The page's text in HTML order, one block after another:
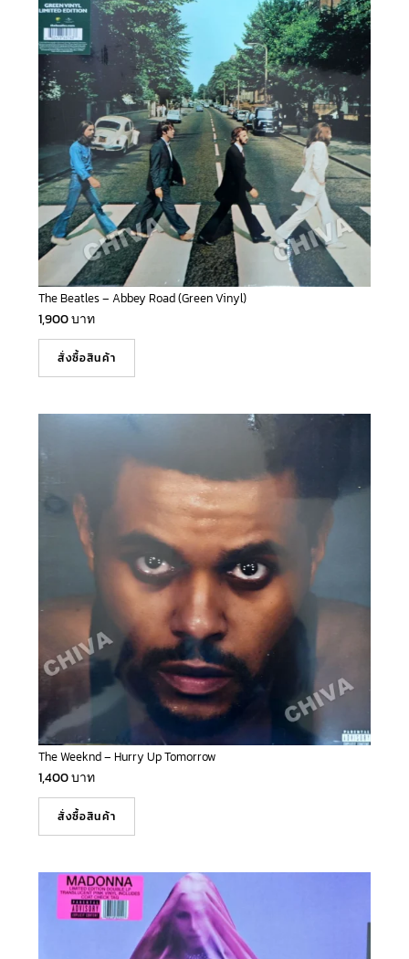
The Beatles – Abbey Road (Green Vinyl)
1,900บาท
สั่งซื้อสินค้า
The Weeknd – Hurry Up Tomorrow
1,400บาท
สั่งซื้อสินค้า